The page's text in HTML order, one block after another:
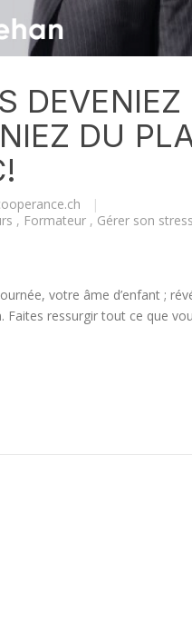
DU
|
, Formateur , Gérer son stress
votre âme d’enfant ;
Faites ressurgir tout ce que